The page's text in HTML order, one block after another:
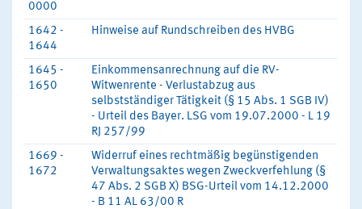
0000
1642 -
1644
Hinweise auf Rundschreiben des HVBG
1645 -
1650
Einkommensanrechnung auf die RV-
Witwenrente - Verlustabzug aus
selbstständiger Tätigkeit (§ 15 Abs. 1 SGB IV)
- Urteil des Bayer. LSG vom 19.07.2000 - L 19
RJ 257/99
1669 -
1672
Widerruf eines rechtmäßig begünstigenden
Verwaltungsaktes wegen Zweckverfehlung (§
47 Abs. 2 SGB X) BSG-Urteil vom 14.12.2000
- B 11 AL 63/00 R